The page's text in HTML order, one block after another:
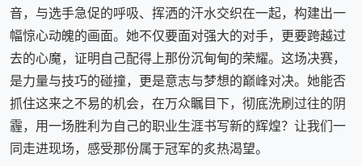
音，与选手急促的呼吸、挥洒的汗水交织在一起，构建出一
幅惊心动魄的画面。她不仅要面对强大的对手，更要跨越过
去的心魔，证明自己配得上那份沉甸甸的荣耀。这场决赛，
是力量与技巧的碰撞，更是意志与梦想的巅峰对决。她能否
抓住这来之不易的机会，在万众瞩目下，彻底洗刷过往的阴
霾，用一场胜利为自己的职业生涯书写新的辉煌？让我们一
同走进现场，感受那份属于冠军的炙热渴望。